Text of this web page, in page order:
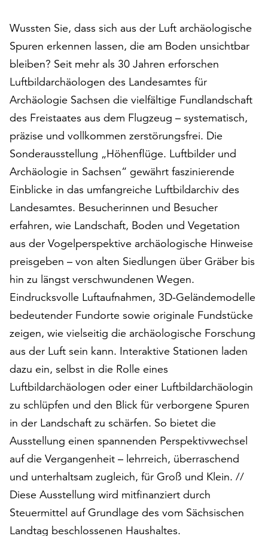
„Alle
akzeptieren“,
um
alle
Cookies
zu
akzeptieren.
Sie
können
Ihr
Einverständnis
jederzeit
ändern
und
widerrufen.
Dafür
steht
Ihnen
am
Ende
der
Seite
die
Schaltfläche
„Cookie-
Einstellungen“
zur
Verfügung.
Funktionale
Cookies
werden
auch
ohne
Ihr
Einverständnis
weiterhin
Wussten Sie, dass sich aus der Luft archäologische
Spuren erkennen lassen, die am Boden unsichtbar
bleiben? Seit mehr als 30 Jahren erforschen
Luftbildarchäologen des Landesamtes für
Archäologie Sachsen die vielfältige Fundlandschaft
des Freistaates aus dem Flugzeug – systematisch,
präzise und vollkommen zerstörungsfrei. Die
Sonderausstellung „Höhenflüge. Luftbilder und
Archäologie in Sachsen“ gewährt faszinierende
Einblicke in das umfangreiche Luftbildarchiv des
Landesamtes. Besucherinnen und Besucher
erfahren, wie Landschaft, Boden und Vegetation
aus der Vogelperspektive archäologische Hinweise
preisgeben – von alten Siedlungen über Gräber bis
hin zu längst verschwundenen Wegen.
Eindrucksvolle Luftaufnahmen, 3D-Geländemodelle
bedeutender Fundorte sowie originale Fundstücke
zeigen, wie vielseitig die archäologische Forschung
aus der Luft sein kann. Interaktive Stationen laden
dazu ein, selbst in die Rolle eines
Luftbildarchäologen oder einer Luftbildarchäologin
zu schlüpfen und den Blick für verborgene Spuren
in der Landschaft zu schärfen. So bietet die
Ausstellung einen spannenden Perspektivwechsel
auf die Vergangenheit – lehrreich, überraschend
und unterhaltsam zugleich, für Groß und Klein. //
Diese Ausstellung wird mitfinanziert durch
Steuermittel auf Grundlage des vom Sächsischen
Landtag beschlossenen Haushaltes.